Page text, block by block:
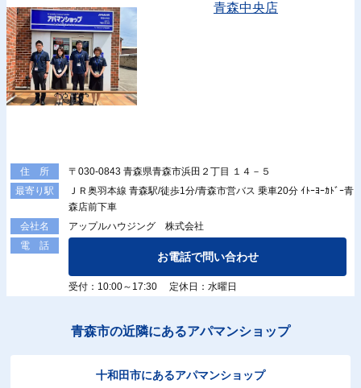
青森中央店
住 所
〒030-0843 青森県青森市浜田２丁目 １４－５
最寄り駅
ＪＲ奥羽本線 青森駅/徒歩1分/青森市営バス 乗車20分 ｲﾄｰﾖｰｶﾄﾞｰ青
森店前下車
会社名
アップルハウジング 株式会社
電 話
お電話で問い合わせ
受付：10:00～17:30 定休日：水曜日
青森市の近隣にあるアパマンショップ
十和田市にあるアパマンショップ